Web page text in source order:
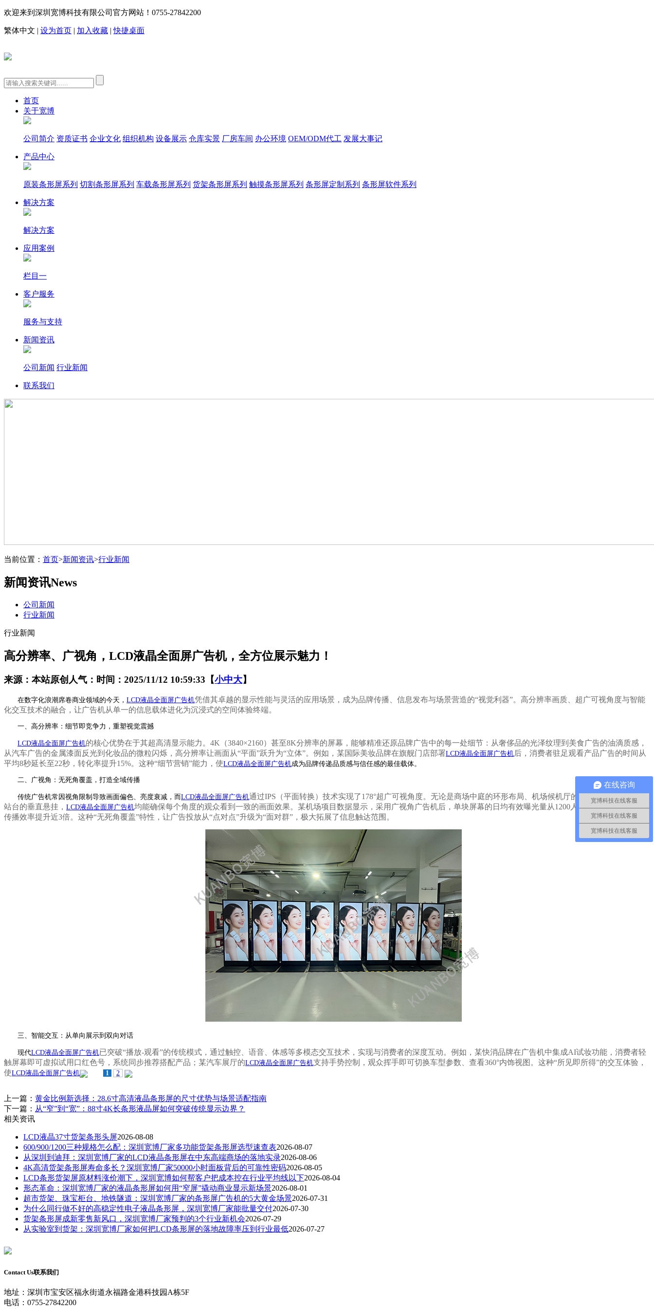
欢迎来到深圳宽博科技有限公司官方网站！ 0755-27842200
繁体中文 | 设为首页 | 加入收藏 |快捷桌面
首页
关于宽博
公司简介 资质证书 企业文化 组织机构 设备展示 仓库实景 厂房车间 办公环境 OEM/ODM代工 发展大事记
产品中心
原装条形屏系列 切割条形屏系列 车载条形屏系列 货架条形屏系列 触摸条形屏系列 条形屏定制系列 条形屏软件系列
解决方案
解决方案
应用案例
栏目一
客户服务
服务与支持
新闻资讯
公司新闻 行业新闻
联系我们
当前位置： 首页>新闻资讯>行业新闻
新闻资讯News
公司新闻
行业新闻
行业新闻
高分辨率、广视角，LCD液晶全面屏广告机，全方位展示魅力！
来源：本站原创 人气： 时间：2025/11/12 10:59:33 【小中大】
在数字化浪潮席卷商业领域的今天， LCD液晶全面屏广告机凭借其卓越的显示性能与灵活的应用场景，成为品牌传播、信息发布与场景营造的“视觉利器”。高分辨率画质、超广可视角度与智能
化交互技术的融合，让广告机从单一的信息载体进化为沉浸式的空间体验终端。
一、高分辨率：细节即竞争力，重塑视觉震撼
LCD液晶全面屏广告机的核心优势在于其超高清显示能力。 4K（3840×2160）甚至8K分辨率的屏幕，能够精准还原品牌广告中的每一处细节：从奢侈品的光泽纹理到美食广告的油滴质感，
从汽车广告的金属漆面反光到化妆品的微粒闪烁，高分辨率让画面从“平面”跃升为“立体”。例如，某国际美妆品牌在旗舰门店部署LCD液晶全面屏广告机后，消费者驻足观看产品广告的时间从
平均8秒延长至22秒，转化率提升15%。这种“细节营销”能力，使LCD液晶全面屏广告机成为品牌传递品质感与信任感的最佳载体。
二、广视角：无死角覆盖，打造全域传播
传统广告机常因视角限制导致画面偏色、亮度衰减，而LCD液晶全面屏广告机通过IPS（平面转换）技术实现了178°超广可视角度。无论是商场中庭的环形布局、机场候机厅的长廊排列，还是地铁
站台的垂直悬挂， LCD液晶全面屏广告机均能确保每个角度的观众看到一致的画面效果。某机场项目数据显示，采用广视角广告机后，单块屏幕的日均有效曝光量从1200人次提升至3500人次，
传播效率提升近3倍。这种“无死角覆盖”特性，让广告投放从“点对点”升级为“面对群”，极大拓展了信息触达范围。
三、智能交互：从单向展示到双向对话
现代LCD液晶全面屏广告机已突破“播放-观看”的传统模式，通过触控、语音、体感等多模态交互技术，实现与消费者的深度互动。例如，某快消品牌在广告机中集成AI试妆功能，消费者轻
触屏幕即可虚拟试用口红色号，系统同步推荐搭配产品；某汽车展厅的LCD液晶全面屏广告机支持手势控制，观众挥手即可切换车型参数、查看360°内饰视图。这种“所见即所得”的交互体验，
使LCD液晶全面屏广告机 1 2
上一篇： 黄金比例新选择：28.6寸高清液晶条形屏的尺寸优势与场景适配指南
下一篇： 从“窄”到“宽”：88寸4K长条形液晶屏如何突破传统显示边界？
相关资讯
LCD液晶37寸货架条形头屏2026-08-08
600/900/1200三种规格怎么配：深圳宽博厂家多功能货架条形屏选型速查表2026-08-07
从深圳到迪拜：深圳宽博厂家的LCD液晶条形屏在中东高端商场的落地实录2026-08-06
4K高清货架条形屏寿命多长？深圳宽博厂家50000小时面板背后的可靠性密码2026-08-05
LCD条形货架屏原材料涨价潮下，深圳宽博如何帮客户把成本控在行业平均线以下2026-08-04
形态革命：深圳宽博厂家的液晶条形屏如何用“窄屏”撬动商业显示新场景2026-08-01
超市货架、珠宝柜台、地铁隧道：深圳宽博厂家的条形屏广告机的5大黄金场景2026-07-31
为什么同行做不好的高稳定性电子液晶条形屏，深圳宽博厂家能批量交付2026-07-30
货架条形屏成新零售新风口，深圳宽博厂家预判的3个行业新机会2026-07-29
从实验室到货架：深圳宽博厂家如何把LCD条形屏的落地故障率压到行业最低2026-07-27
Contact Us联系我们
地址：深圳市宝安区福永街道永福路金港科技园A栋5F
电话：0755-27842200
在线咨询
宽博科技在线客服
宽博科技在线客服
宽博科技在线客服